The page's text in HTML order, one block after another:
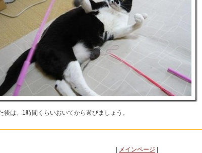
後は、1時間くらいおいてから遊びましょう。
メインページ